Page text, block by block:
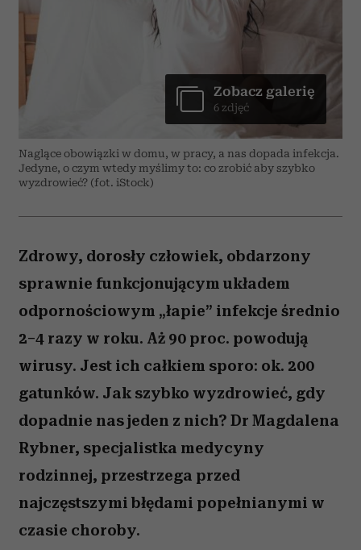
Naglące obowiązki w domu, w pracy, a nas dopada infekcja.
Jedyne, o czym wtedy myślimy to: co zrobić aby szybko
wyzdrowieć? (fot. iStock)
Zobacz galerię
6 zdjęć
Zdrowy, dorosły człowiek, obdarzony
sprawnie funkcjonującym układem
odpornościowym „łapie” infekcje średnio
2–4 razy w roku. Aż 90 proc. powodują
wirusy. Jest ich całkiem sporo: ok. 200
gatunków. Jak szybko wyzdrowieć, gdy
dopadnie nas jeden z nich? Dr Magdalena
Rybner, specjalistka medycyny
rodzinnej, przestrzega przed
najczęstszymi błędami popełnianymi w
czasie choroby.